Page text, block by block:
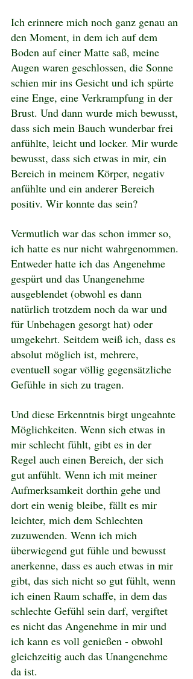
Ich erinnere mich noch ganz genau an
den Moment, in dem ich auf dem
Boden auf einer Matte saß, meine
Augen waren geschlossen, die Sonne
schien mir ins Gesicht und ich spürte
eine Enge, eine Verkrampfung in der
Brust. Und dann wurde mich bewusst,
dass sich mein Bauch wunderbar frei
anfühlte, leicht und locker. Mir wurde
bewusst, dass sich etwas in mir, ein
Bereich in meinem Körper, negativ
anfühlte und ein anderer Bereich
positiv. Wir konnte das sein?
Vermutlich war das schon immer so,
ich hatte es nur nicht wahrgenommen.
Entweder hatte ich das Angenehme
gespürt und das Unangenehme
ausgeblendet (obwohl es dann
natürlich trotzdem noch da war und
für Unbehagen gesorgt hat) oder
umgekehrt. Seitdem weiß ich, dass es
absolut möglich ist, mehrere,
eventuell sogar völlig gegensätzliche
Gefühle in sich zu tragen.
Und diese Erkenntnis birgt ungeahnte
Möglichkeiten. Wenn sich etwas in
mir schlecht fühlt, gibt es in der
Regel auch einen Bereich, der sich
gut anfühlt. Wenn ich mit meiner
Aufmerksamkeit dorthin gehe und
dort ein wenig bleibe, fällt es mir
leichter, mich dem Schlechten
zuzuwenden. Wenn ich mich
überwiegend gut fühle und bewusst
anerkenne, dass es auch etwas in mir
gibt, das sich nicht so gut fühlt, wenn
ich einen Raum schaffe, in dem das
schlechte Gefühl sein darf, vergiftet
es nicht das Angenehme in mir und
ich kann es voll genießen - obwohl
gleichzeitig auch das Unangenehme
da ist.